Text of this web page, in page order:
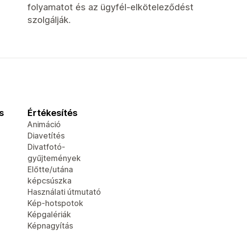
folyamatot és az ügyfél-elköteleződést
szolgálják.
Értékesítés
Animáció
Diavetítés
Divatfotó-
gyűjtemények
Előtte/utána
képcsúszka
Használati útmutató
Kép-hotspotok
Képgalériák
Képnagyítás